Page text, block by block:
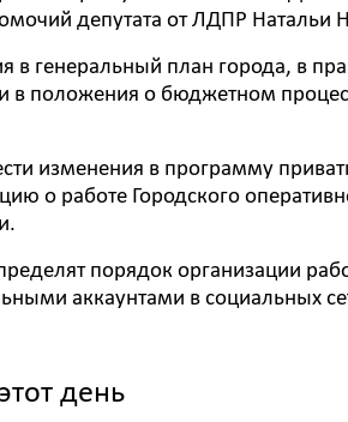
депутата от ЛДПР Натальи
в генеральный план города, в
в положения о бюджетном
изменения в программу
о работе Городского
порядок организации
аккаунтами в социальных
день